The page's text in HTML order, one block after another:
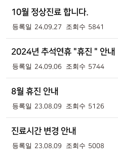
10월 정상진료 합니다.
24.09.27 5841
2024년 추석연휴 "휴진 " 안내
24.09.06 5744
8월 휴진 안내
23.08.09 5126
진료시간 변경 안내
23.08.09 5008